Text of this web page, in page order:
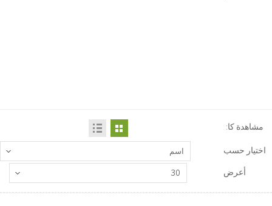
مشاهدة كا:
اختيار حسب اسم
أعرض 30